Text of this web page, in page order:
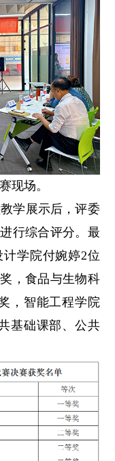
现场。
学展示后，评委
行综合评分。最
学院付婉婷2位
，食品与生物科
，智能工程学院
基础课部、公共